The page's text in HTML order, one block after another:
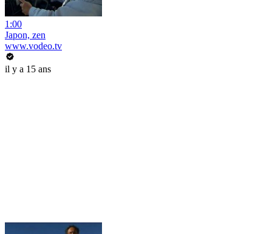
1:00
Japon, zen
www.vodeo.tv
il y a 15 ans